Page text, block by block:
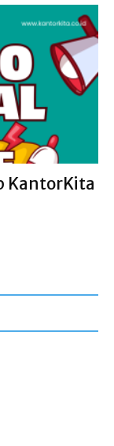
KantorKita